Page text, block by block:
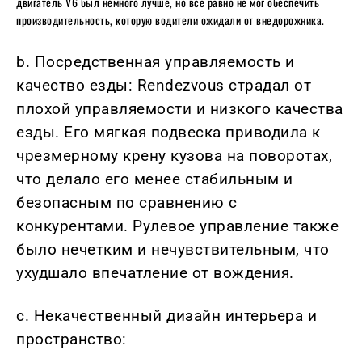
производительность, которую водители ожидали от внедорожника.
b. Посредственная управляемость и
качество езды: Rendezvous страдал от
плохой управляемости и низкого качества
езды. Его мягкая подвеска приводила к
чрезмерному крену кузова на поворотах,
что делало его менее стабильным и
безопасным по сравнению с
конкурентами. Рулевое управление также
было нечетким и нечувствительным, что
ухудшало впечатление от вождения.
c. Некачественный дизайн интерьера и
пространство: